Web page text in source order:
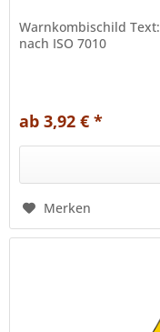
Warnkombischild
nach ISO 7010
ab 3,92 € *
Merken